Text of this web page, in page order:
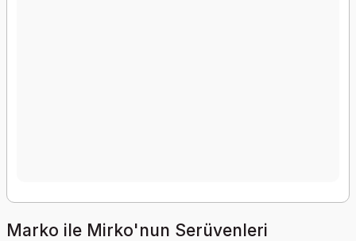
Marko ile Mirko'nun Serüvenleri